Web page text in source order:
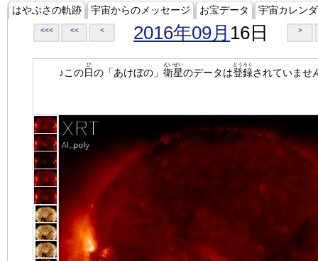
はやぶさの軌跡 宇宙からのメッセージ お宝データ 宇宙カレン
<<< << < 2016年09月 16日 >
♪この日
ひ
の「あけぼの」 衛星
えいせい
のデータは登録
とうろく
されていませ